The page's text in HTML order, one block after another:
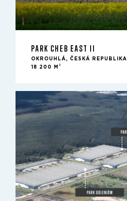
PARK CHEB EAST II
OKROUHLÁ, ČESKÁ REPUBLIKA
18 200 M
2